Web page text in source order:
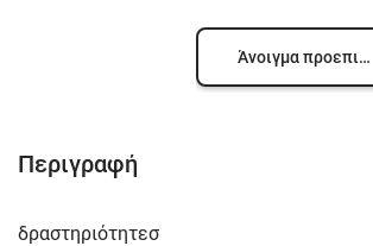
Άνοιγμα
Περιγραφή
δραστηριότητεσ